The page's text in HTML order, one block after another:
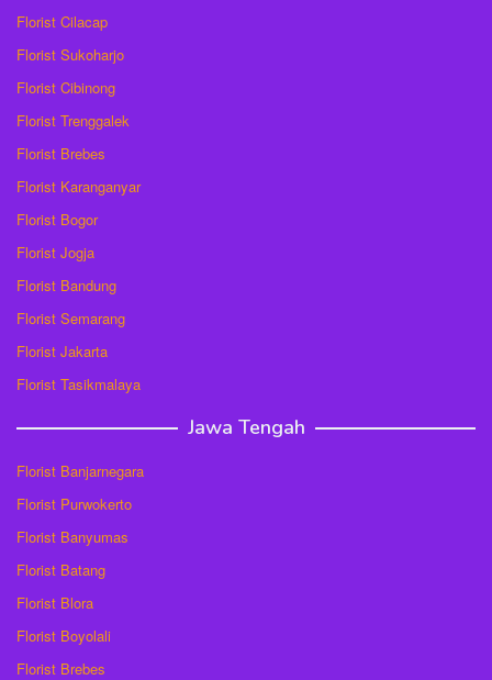
Florist Cilacap
Florist Sukoharjo
Florist Cibinong
Florist Trenggalek
Florist Brebes
Florist Karanganyar
Florist Bogor
Florist Jogja
Florist Bandung
Florist Semarang
Florist Jakarta
Florist Tasikmalaya
Jawa Tengah
Florist Banjarnegara
Florist Purwokerto
Florist Banyumas
Florist Batang
Florist Blora
Florist Boyolali
Florist Brebes